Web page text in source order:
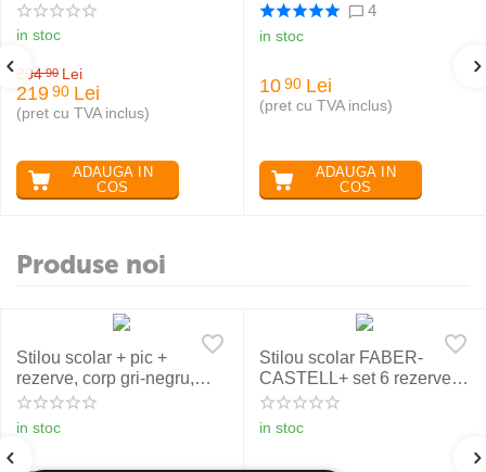
in stoc
234 90 Lei
219 90 Lei
(pret cu TVA inclus)
ADAUGA IN
COS
4
in stoc
10 90 Lei
(pret cu TVA inclus)
ADAUGA IN
COS
Produse noi
Stilou scolar + pic +
rezerve, corp gri-negru,
NXT Eberhard Faber
in stoc
Stilou scolar FABER-
CASTELL+ set 6 rezerve,
rosu
in stoc